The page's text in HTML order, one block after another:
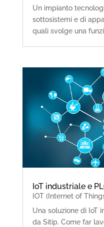
Un impianto
sottosistemi e di
quali svolge una
IoT industriale e
IOT (Internet of
Una soluzione di IoT
da Sitip. Come far